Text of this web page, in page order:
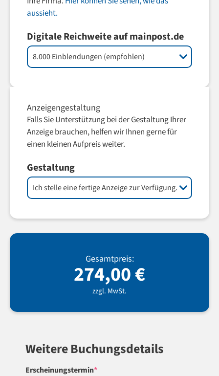
aussieht.
Digitale Reichweite auf mainpost.de
Anzeigengestaltung
Falls Sie Unterstützung bei der Gestaltung Ihrer
Anzeige brauchen, helfen wir Ihnen gerne für
einen kleinen Aufpreis weiter.
Gestaltung
Gesamtpreis:
274,00€
zzgl. MwSt.
Weitere Buchungsdetails
Erscheinungstermin*(required)